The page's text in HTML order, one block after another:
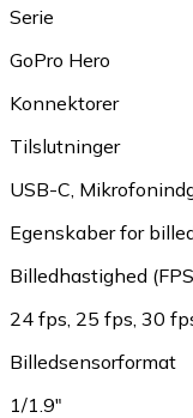
Serie
GoPro Hero
Konnektorer
Tilslutninger
USB-C
Egenskaber for
Billedhastighed
24 fps 25 fps 30
Billedsensorformat
1/1.9"